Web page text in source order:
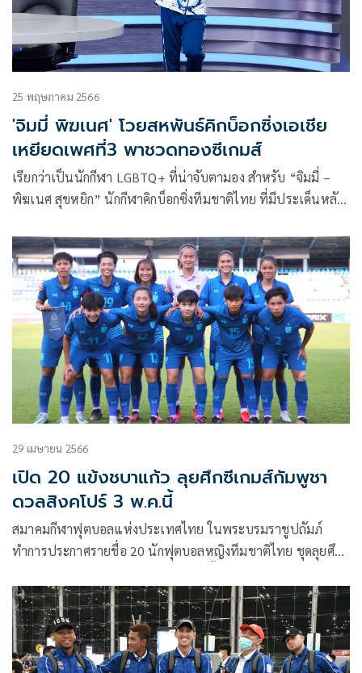
25 พฤษภาคม 2566
'จิมมี่ พิฆเนศ' โวยสหพันธ์คิกบ็อกซิ่งเอเชีย
เหยียดเพศที่3 พาชวดทองซีเกมส์
เรียกว่าเป็นนักกีฬา LGBTQ+ ที่น่าจับตามอง สำหรับ “จิมมี่ –
พิฆเนศ สุขหยิก” นักกีฬาคิกบ็อกซิ่งทีมชาติไทย ที่มีประเด็นหลัง
ในการแข่งขันกีฬาซีเกมส์ 2023 ที่ผ่านมา งานนี้รายการ “คนดัง
นั่งเคลียร์” ทางสถานีโทรทัศน์ช่อง8 ไม่ขอปล่อยผ่าน ชวนเธอมา
เพื่อเคลียร์ประเด็นครั้งแรก แบบล้วงลึกทุกความสงสัย ที่แฟน
กีฬาอยากรู้ ไม่ว่าจะเป็นความรู้สึกจากใจจริง หลังถูกแบนสิทธิการ
แสดงออกจากเพศสภาพของตนเอง จนทำให้ชวดเหรียญทอง
ความรู้สึกของเพศที่ 3 ที่อยู่ในกีฬาที่ถูกแบ่งว่าต้องเป็นผู้ชาย
และล่าสุดมีกระแสจนถูกทาบทามเล่นละคร ฯลฯ แฟนๆสามารถ
ติดตามคำสัมภาษณ์เต็มๆได้ทางยูทูบช่อง 8
https://youtu.be/U36-ErukntU เท่านั้น
29 เมษายน 2566
เปิด 20 แข้งชบาแก้ว ลุยศึกซีเกมส์กัมพูชา
ดวลสิงคโปร์ 3 พ.ค.นี้
สมาคมกีฬาฟุตบอลแห่งประเทศไทย ในพระบรมราชูปถัมภ์
ทำการประกาศรายชื่อ 20 นักฟุตบอลหญิงทีมชาติไทย ชุดลุยศึก
ประเทศกัมพูชา โดยจะมีขึ้นระหว่างวันที่ 30 เมษายน-16
พฤษภาคม 2566